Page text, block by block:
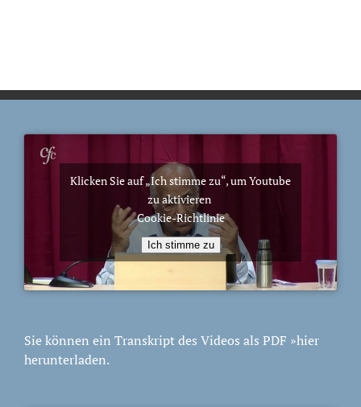
Klicken Sie auf „Ich stimme zu“, um Youtube
zu aktivieren
Cookie-Richtlinie
Ich stimme zu
Sie können ein Transkript des Videos als PDF »hier
herunterladen.